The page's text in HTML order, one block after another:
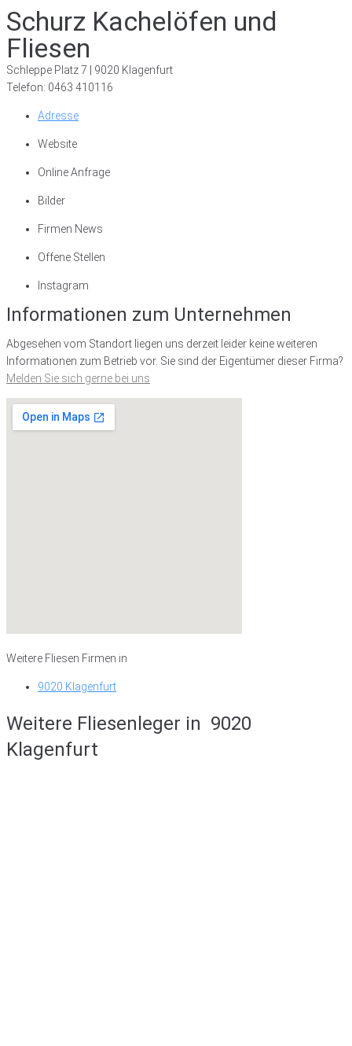
Schurz Kachelöfen und
Fliesen
Schleppe Platz 7 | 9020 Klagenfurt
Telefon: 0463 410116
Adresse
Website
Online Anfrage
Bilder
Firmen News
Offene Stellen
Instagram
Informationen zum Unternehmen
Abgesehen vom Standort liegen uns derzeit leider keine weiteren
Informationen zum Betrieb vor. Sie sind der Eigentümer dieser Firma?
Melden Sie sich gerne bei uns
Weitere Fliesen Firmen in
9020 Klagenfurt
Weitere Fliesenleger in 9020
Klagenfurt